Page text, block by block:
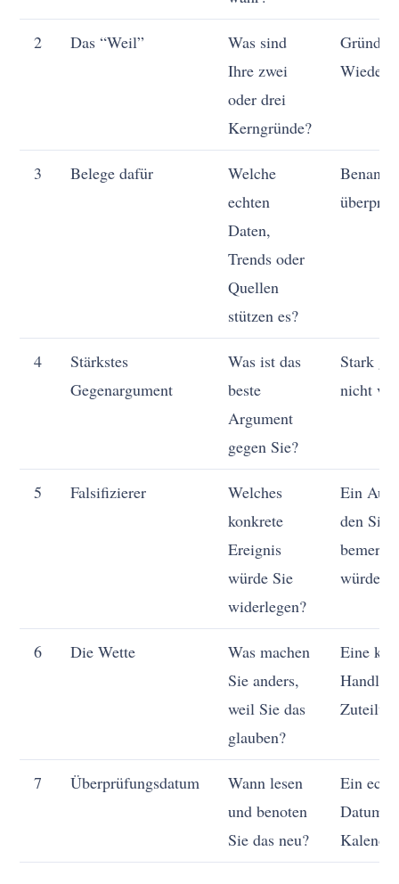
2 Das “Weil”
Was sind
Ihre zwei
oder drei
Kerngründe?
Gründe,
3 Belege dafür
Welche
echten
Daten,
Trends oder
Quellen
stützen es?
Benannt
4
Stärkstes
Gegenargument
Was ist das
beste
Argument
gegen Sie?
Stark
nicht
5 Falsifizierer
Welches
konkrete
Ereignis
würde Sie
widerlegen?
Ein
den Sie
würden
6 Die Wette
Was machen
Sie anders,
weil Sie das
glauben?
Eine
7 Überprüfungsdatum
Wann lesen
und benoten
Sie das neu?
Ein
Datum
Kalender